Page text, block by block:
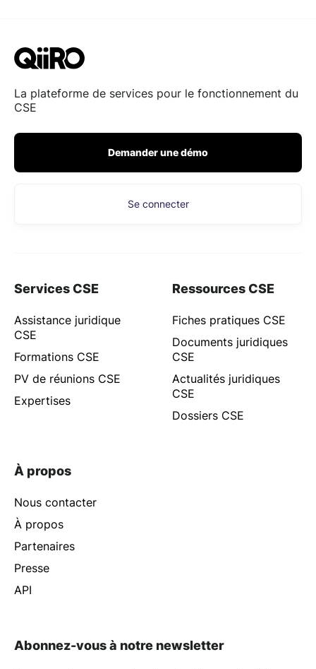
La plateforme de services pour le fonctionnement du
CSE
Demander une démo
Se connecter
Services CSE
Assistance juridique
CSE
Formations CSE
PV de réunions CSE
Expertises
Ressources CSE
Fiches pratiques CSE
Documents juridiques
CSE
Actualités juridiques
CSE
Dossiers CSE
À propos
Nous contacter
À propos
Partenaires
Presse
API
Abonnez-vous à notre newsletter